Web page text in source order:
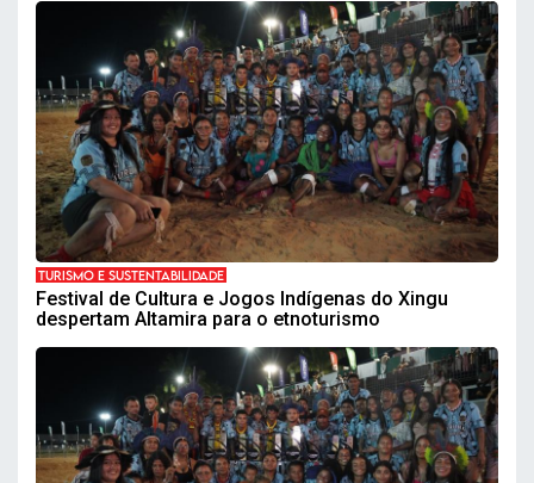
TURISMO E SUSTENTABILIDADE
Festival de Cultura e Jogos Indígenas do Xingu
despertam Altamira para o etnoturismo